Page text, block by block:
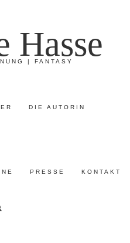
Hasse
| FANTASY
DIE AUTORIN
PRESSE KONTAKT